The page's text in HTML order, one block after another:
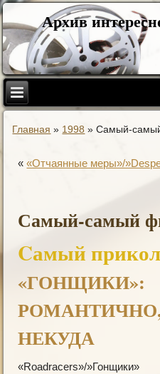
Архив
Главная » 1998 »Самый-
««Отчаянные меры»/
Самый-самый
Cамый
НЕКУДА
«Roadracers»/»Гонщики»